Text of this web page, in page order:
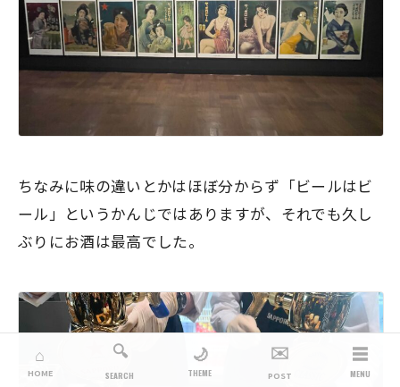
ちなみに味の違いとかはほぼ分からず「ビールはビ
ール」というかんじではありますが、それでも久し
ぶりにお酒は最高でした。
⌂
HOME
🔍
SEARCH
🌙
THEME
✉️
POST
☰
MENU